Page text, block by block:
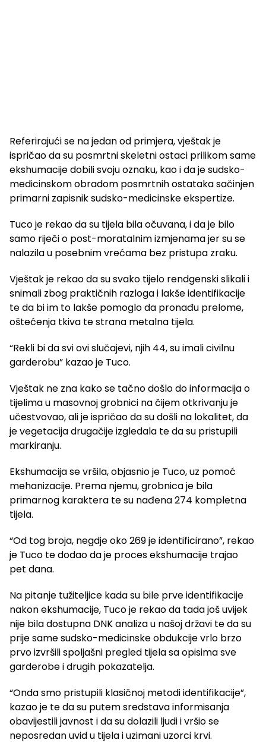
Referirajući se na jedan od primjera, vještak je
ispričao da su posmrtni skeletni ostaci prilikom same
ekshumacije dobili svoju oznaku, kao i da je sudsko-
medicinskom obradom posmrtnih ostataka sačinjen
primarni zapisnik sudsko-medicinske ekspertize.
Tuco je rekao da su tijela bila očuvana, i da je bilo
samo riječi o post-moratalnim izmjenama jer su se
nalazila u posebnim vrećama bez pristupa zraku.
Vještak je rekao da su svako tijelo rendgenski slikali i
snimali zbog praktičnih razloga i lakše identifikacije
te da bi im to lakše pomoglo da pronađu prelome,
oštećenja tkiva te strana metalna tijela.
“Rekli bi da svi ovi slučajevi, njih 44, su imali civilnu
garderobu” kazao je Tuco.
Vještak ne zna kako se tačno došlo do informacija o
tijelima u masovnoj grobnici na čijem otkrivanju je
učestvovao, ali je ispričao da su došli na lokalitet, da
je vegetacija drugačije izgledala te da su pristupili
markiranju.
Ekshumacija se vršila, objasnio je Tuco, uz pomoć
mehanizacije. Prema njemu, grobnica je bila
primarnog karaktera te su nađena 274 kompletna
tijela.
“Od tog broja, negdje oko 269 je identificirano”, rekao
je Tuco te dodao da je proces ekshumacije trajao
pet dana.
Na pitanje tužiteljice kada su bile prve identifikacije
nakon ekshumacije, Tuco je rekao da tada još uvijek
nije bila dostupna DNK analiza u našoj državi te da su
prije same sudsko-medicinske obdukcije vrlo brzo
prvo izvršili spoljašni pregled tijela sa opisima sve
garderobe i drugih pokazatelja.
“Onda smo pristupili klasičnoj metodi identifikacije”,
kazao je te da su putem sredstava informisanja
obavijestili javnost i da su dolazili ljudi i vršio se
neposredan uvid u tijela i uzimani uzorci krvi.